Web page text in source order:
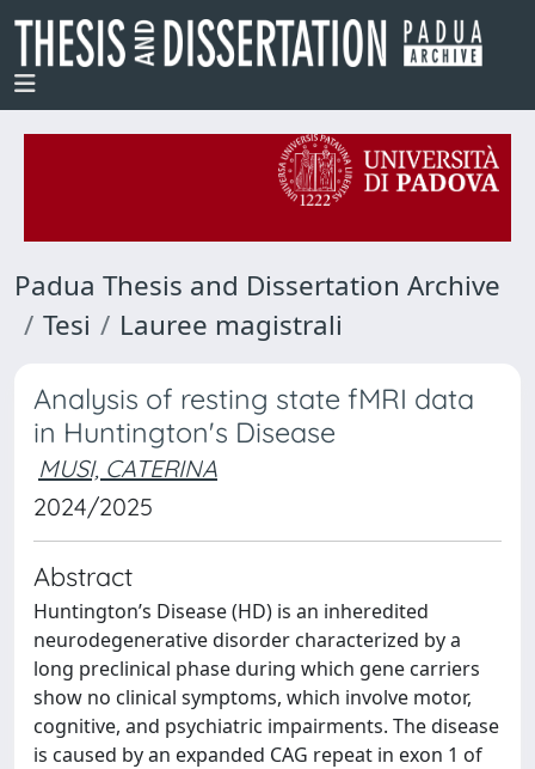
Padua Thesis and Dissertation Archive
Tesi
Lauree magistrali
Analysis of resting state fMRI data
in Huntington's Disease
MUSI, CATERINA
2024/2025
Abstract
Huntington’s Disease (HD) is an inheredited
neurodegenerative disorder characterized by a
long preclinical phase during which gene carriers
show no clinical symptoms, which involve motor,
cognitive, and psychiatric impairments. The disease
is caused by an expanded CAG repeat in exon 1 of